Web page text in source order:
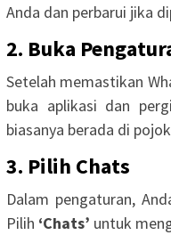
Anda dan perbarui jika
2. Buka
Setelah memastikan
buka aplikasi dan
biasanya berada di
3. Pilih Chats
Dalam pengaturan,
Pilih ‘Chats’ untuk